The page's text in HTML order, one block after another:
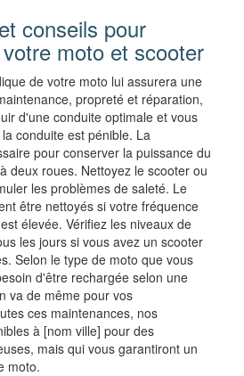
conseils pour
moto et scooter
de votre moto lui assurera une
propreté et réparation,
d'une conduite optimale et vous
conduite est pénible. La
pour conserver la puissance du
deux roues. Nettoyez le scooter ou
les problèmes de saleté. Le
être nettoyés si votre fréquence
élevée. Vérifiez les niveaux de
les jours si vous avez un scooter
Selon le type de moto que vous
d'être rechargée selon une
va de même pour vos
ces maintenances, nos
à [nom ville] pour des
mais qui vous garantiront un
moto.